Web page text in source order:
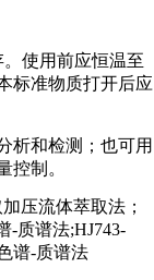
使用前应恒温至
标准物质打开后应
析和检测；也可用
控制。
压流体萃取法；
-质谱法;HJ743-
谱-质谱法